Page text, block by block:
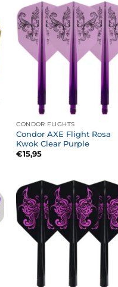
CONDOR FLIGHTS
Condor AXE Flight Rosa
Kwok Clear Purple
€15,95